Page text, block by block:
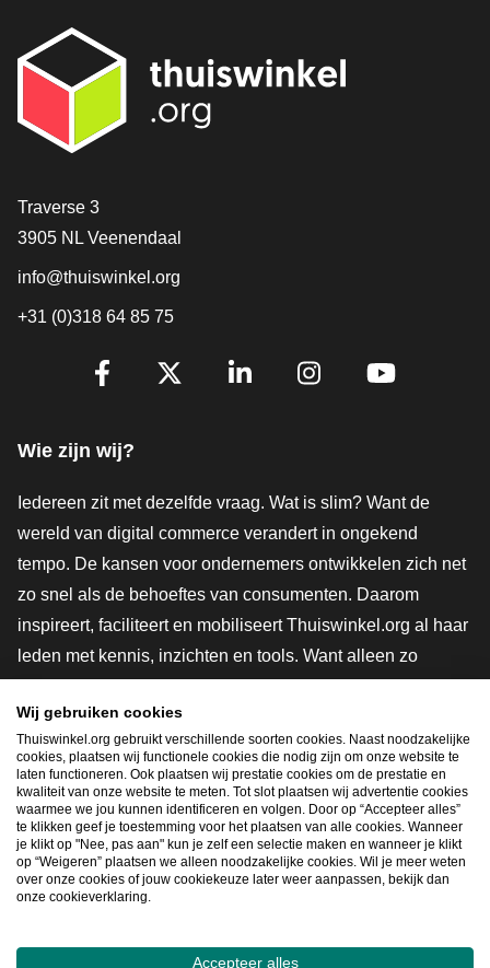
Contact
Traverse 3
3905 NL Veenendaal
info@thuiswinkel.org
+31 (0)318 64 85 75
Volg je ons al?
Wie zijn wij?
Iedereen zit met dezelfde vraag. Wat is slim? Want de
wereld van digital commerce verandert in ongekend
tempo. De kansen voor ondernemers ontwikkelen zich net
zo snel als de behoeftes van consumenten. Daarom
inspireert, faciliteert en mobiliseert Thuiswinkel.org al haar
leden met kennis, inzichten en tools. Want alleen zo
innovatievere toekomst. Dus groei ook mee en maak
shoppen slimmer.
Lid worden
Snel navigeren
Wij gebruiken cookies
Thuiswinkel.org gebruikt verschillende soorten cookies. Naast noodzakelijke
cookies, plaatsen wij functionele cookies die nodig zijn om onze website te
laten functioneren. Ook plaatsen wij prestatie cookies om de prestatie en
kwaliteit van onze website te meten. Tot slot plaatsen wij advertentie cookies
waarmee we jou kunnen identificeren en volgen. Door op “Accepteer alles”
te klikken geef je toestemming voor het plaatsen van alle cookies. Wanneer
je klikt op "Nee, pas aan" kun je zelf een selectie maken en wanneer je klikt
op “Weigeren” plaatsen we alleen noodzakelijke cookies. Wil je meer weten
over onze cookies of jouw cookiekeuze later weer aanpassen, bekijk dan
onze cookieverklaring.
Accepteer alles